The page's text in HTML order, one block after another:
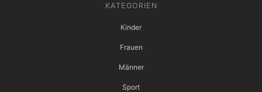
KATEGORIEN
Kinder
Frauen
Männer
Sport